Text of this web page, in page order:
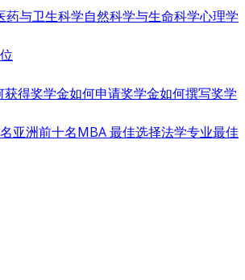
药与卫生科学自然科学与生命科学心理学
获得奖学金如何申请奖学金如何撰写奖学
亚洲前十名MBA 最佳选择法学专业最佳